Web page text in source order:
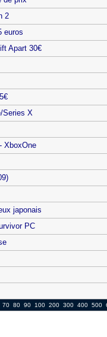
2
euros
Apart 30€
Series X
XboxOne
japonais
PC
70 80 90 100 200 300 400 500